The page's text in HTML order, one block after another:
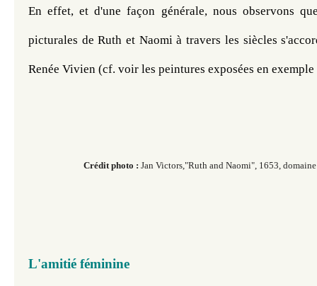
En effet, et d'une façon générale, nous observons
picturales de Ruth et Naomi à travers les siècles
Renée Vivien (cf. voir les peintures exposées en exemple
Crédit photo : Jan Victors,"Ruth and Naomi", 1653,
L'amitié féminine